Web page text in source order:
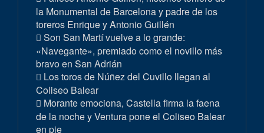
la Monumental de Barcelona y padre de los
toreros Enrique y Antonio Guillén
Son San Martí vuelve a lo grande:
«Navegante», premiado como el novillo más
bravo en San Adrián
Los toros de Núñez del Cuvillo llegan al
Coliseo Balear
Morante emociona, Castella firma la faena
de la noche y Ventura pone el Coliseo Balear
en pie